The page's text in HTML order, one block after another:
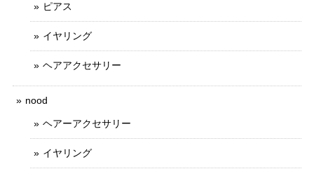
ピアス
イヤリング
ヘアアクセサリー
nood
ヘアーアクセサリー
イヤリング